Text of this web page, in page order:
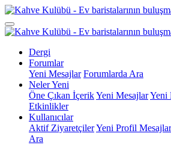
Dergi
Forumlar
Yeni Mesajlar Forumlarda Ara
Neler Yeni
Öne Çıkan İçerikYeni MesajlarYeni
Etkinlikler
Kullanıcılar
Aktif ZiyaretçilerYeni Profil
Ara